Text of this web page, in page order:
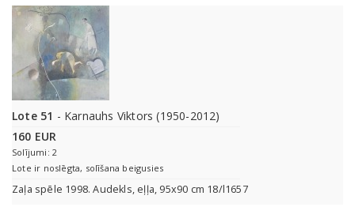
Lote 51 - Karnauhs Viktors (1950-2012)
160 EUR
Solījumi: 2
Lote ir noslēgta, solīšana beigusies
Zaļa spēle 1998. Audekls, eļļa, 95x90 cm 18/l1657